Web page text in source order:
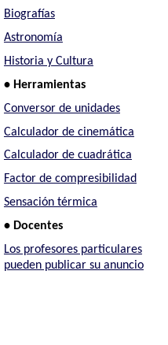
Biografías
Astronomía
Historia y Cultura
• Herramientas
Conversor de unidades
Calculador de cinemática
Calculador de cuadrática
Factor de compresibilidad
Sensación térmica
• Docentes
Los profesores particulares
pueden publicar su anuncio